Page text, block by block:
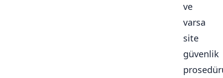
ve
varsa
site
güvenlik